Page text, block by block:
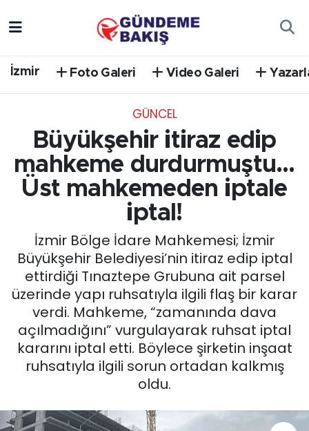
İzmir Foto Galeri Video Galeri
GÜNCEL
Büyükşehir itiraz edip
mahkeme durdurmuştu...
Üst mahkemeden iptale
iptal!
İzmir Bölge İdare Mahkemesi; İzmir
Büyükşehir Belediyesi’nin itiraz edip iptal
ettirdiği Tınaztepe Grubuna ait parsel
üzerinde yapı ruhsatıyla ilgili flaş bir karar
verdi. Mahkeme, “zamanında dava
açılmadığını” vurgulayarak ruhsat iptal
kararını iptal etti. Böylece şirketin inşaat
ruhsatıyla ilgili sorun ortadan kalkmış
oldu.
EGE
EĞİTİM
English News
GÜNCEL
KÜLTÜR SANAT
MAGAZİN
Süper Lig Puan Durumu ve Fikstür
Tüm Manşetler
Son Dakika Haberleri
Haber Arşivi